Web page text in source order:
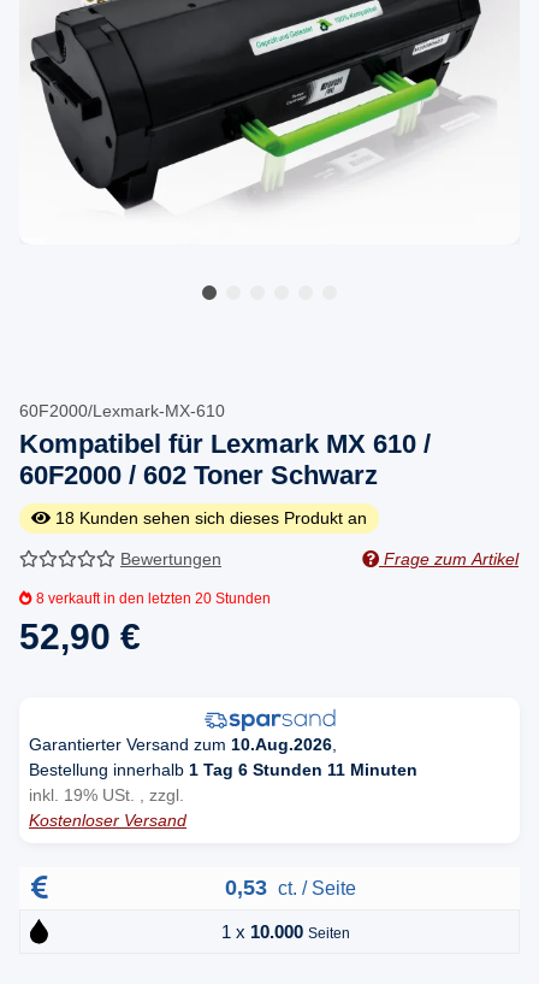
60F2000/Lexmark-MX-610
Kompatibel für Lexmark MX 610 /
60F2000 / 602 Toner Schwarz
18 Kunden sehen sich dieses Produkt an
Bewertungen Frage zum Artikel
8 verkauft in den letzten 20 Stunden
52,90 €
Garantierter Versand zum 10.Aug.2026
Bestellung innerhalb 1 Tag 6 Stunden 11 Minuten
inkl. 19% USt. , zzgl.
Kostenloser Versand
0,53 ct. / Seite
1 x 10.000 Seiten